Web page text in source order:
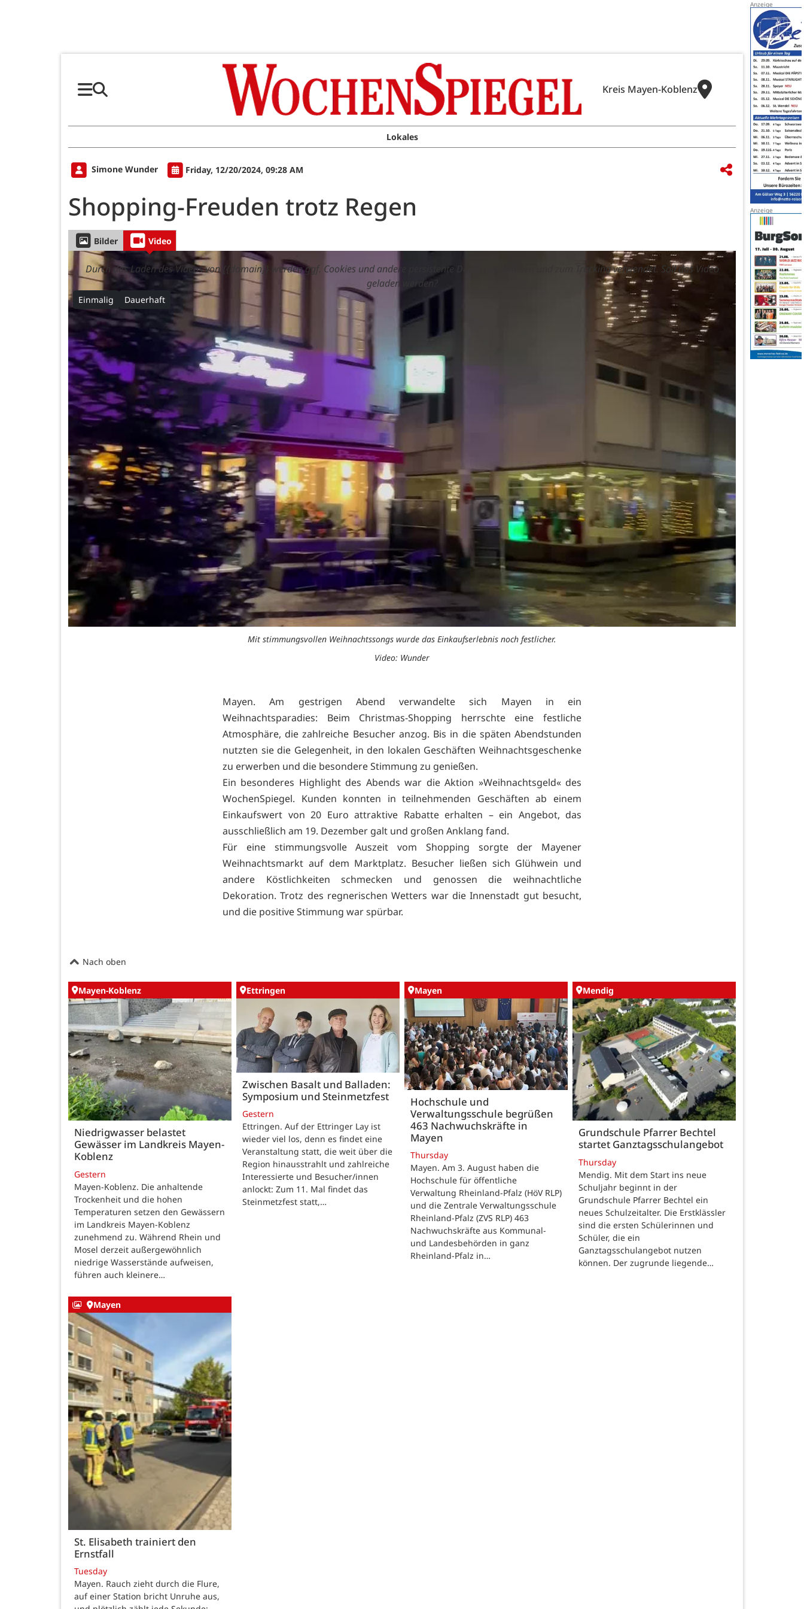
Kreis Mayen-Koblenz
Lokales
Simone Wunder Friday, 12/20/2024, 09:28 AM
Shopping-Freuden trotz Regen
Bilder Video
Durch das Laden des Videos von {{domain}} werden ggf. Cookies und andere persistente Daten geschrieben und zum Tracking verwendet. Soll das Video
geladen werden?
Einmalig Dauerhaft
Mit stimmungsvollen Weihnachtssongs wurde das Einkaufserlebnis noch festlicher.
Video: Wunder
Mayen. Am gestrigen Abend verwandelte sich Mayen in ein
Weihnachtsparadies: Beim Christmas-Shopping herrschte eine festliche
Atmosphäre, die zahlreiche Besucher anzog. Bis in die späten Abendstunden
nutzten sie die Gelegenheit, in den lokalen Geschäften Weihnachtsgeschenke
zu erwerben und die besondere Stimmung zu genießen.
Ein besonderes Highlight des Abends war die Aktion »Weihnachtsgeld« des
WochenSpiegel. Kunden konnten in teilnehmenden Geschäften ab einem
Einkaufswert von 20 Euro attraktive Rabatte erhalten – ein Angebot, das
ausschließlich am 19. Dezember galt und großen Anklang fand.
Für eine stimmungsvolle Auszeit vom Shopping sorgte der Mayener
Weihnachtsmarkt auf dem Marktplatz. Besucher ließen sich Glühwein und
andere Köstlichkeiten schmecken und genossen die weihnachtliche
Dekoration. Trotz des regnerischen Wetters war die Innenstadt gut besucht,
und die positive Stimmung war spürbar.
Nach oben
Mayen-Koblenz
Niedrigwasser belastet
Gewässer im Landkreis Mayen-
Koblenz
Gestern
Mayen-Koblenz. Die anhaltende
Trockenheit und die hohen
Temperaturen setzen den Gewässern
im Landkreis Mayen-Koblenz
zunehmend zu. Während Rhein und
Mosel derzeit außergewöhnlich
niedrige Wasserstände aufweisen,
führen auch kleinere…
Ettringen
Zwischen Basalt und Balladen:
Symposium und Steinmetzfest
Gestern
Ettringen. Auf der Ettringer Lay ist
wieder viel los, denn es findet eine
Veranstaltung statt, die weit über die
Region hinausstrahlt und zahlreiche
Interessierte und Besucher/innen
anlockt: Zum 11. Mal findet das
Steinmetzfest statt,…
Mayen
Hochschule und
Verwaltungsschule begrüßen
463 Nachwuchskräfte in
Mayen
Thursday
Mayen. Am 3. August haben die
Hochschule für öffentliche
Verwaltung Rheinland-Pfalz (HöV RLP)
und die Zentrale Verwaltungsschule
Rheinland-Pfalz (ZVS RLP) 463
Nachwuchskräfte aus Kommunal-
und Landesbehörden in ganz
Rheinland-Pfalz in…
Mendig
Grundschule Pfarrer Bechtel
startet Ganztagsschulangebot
Thursday
Mendig. Mit dem Start ins neue
Schuljahr beginnt in der
Grundschule Pfarrer Bechtel ein
neues Schulzeitalter. Die Erstklässler
sind die ersten Schülerinnen und
Schüler, die ein
Ganztagsschulangebot nutzen
können. Der zugrunde liegende…
Mayen
St. Elisabeth trainiert den
Ernstfall
Tuesday
Mayen. Rauch zieht durch die Flure,
auf einer Station bricht Unruhe aus,